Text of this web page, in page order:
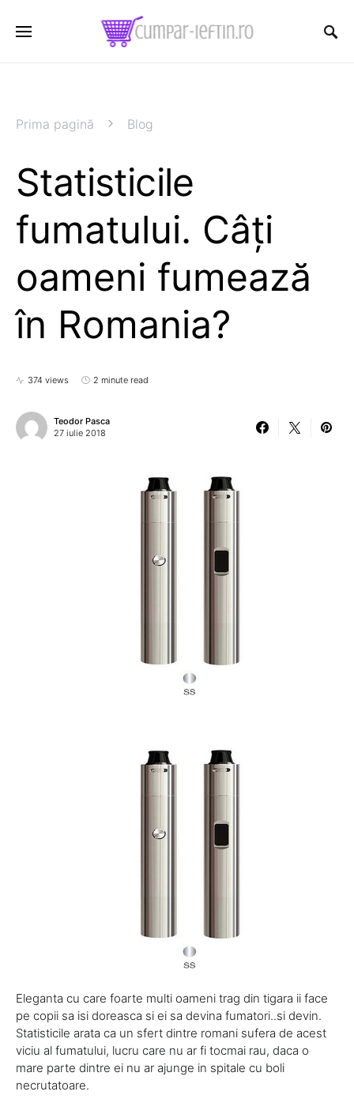
Prima pagină Blog
Statisticile
fumatului. Câți
oameni fumează
în Romania?
374 views 2 minute read
Teodor Pasca
27 iulie 2018
Eleganta cu care foarte multi oameni trag din tigara ii face
pe copii sa isi doreasca si ei sa devina fumatori..si devin.
Statisticile arata ca un sfert dintre romani sufera de acest
viciu al fumatului, lucru care nu ar fi tocmai rau, daca o
mare parte dintre ei nu ar ajunge in spitale cu boli
necrutatoare.